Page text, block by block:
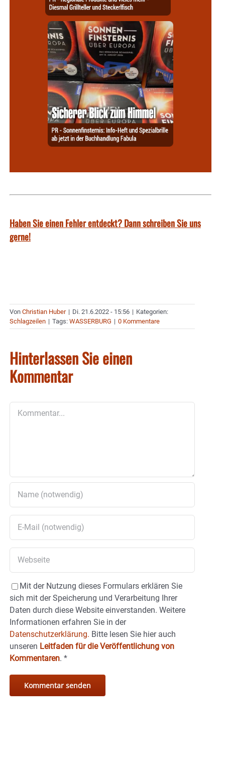
Haben Sie einen Fehler entdeckt? Dann schreiben Sie uns
gerne!
Von Christian Huber | Di. 21.6.2022 - 15:56 | Kategorien:
Schlagzeilen | Tags: WASSERBURG | 0 Kommentare
Hinterlassen Sie einen
Kommentar
Mit der Nutzung dieses Formulars erklären Sie
sich mit der Speicherung und Verarbeitung Ihrer
Daten durch diese Website einverstanden. Weitere
Informationen erfahren Sie in der
Datenschutzerklärung. Bitte lesen Sie hier auch
unseren Leitfaden für die Veröffentlichung von
Kommentaren. *